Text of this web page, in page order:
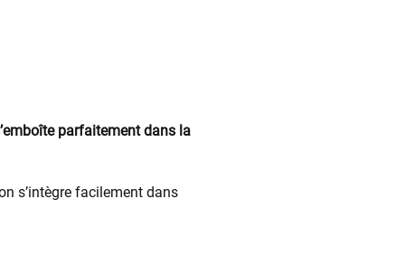
parfaitement dans la
s’intègre facilement dans